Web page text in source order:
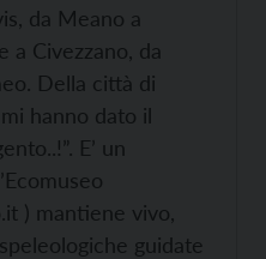
da Meano a
a Civezzano, da
Della città di
hanno dato il
E’ un
) mantiene vivo,
guidate